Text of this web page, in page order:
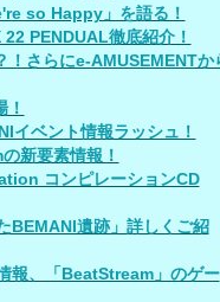
so Happy」を語る！
PENDUAL徹底紹介！
さらにe-AMUSEMENTか
イベント情報ラッシュ！
新要素情報！
コンピレーションCD
BEMANI遺跡」詳しくご紹
報、「BeatStream」のゲー